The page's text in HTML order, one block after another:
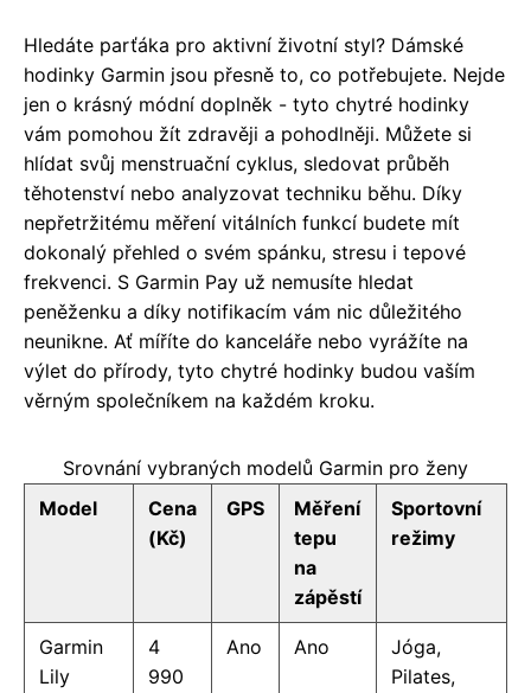
Hledáte parťáka pro aktivní životní styl? Dámské
hodinky Garmin jsou přesně to, co potřebujete. Nejde
jen o krásný módní doplněk - tyto chytré hodinky
vám pomohou žít zdravěji a pohodlněji. Můžete si
hlídat svůj menstruační cyklus, sledovat průběh
těhotenství nebo analyzovat techniku běhu. Díky
nepřetržitému měření vitálních funkcí budete mít
dokonalý přehled o svém spánku, stresu i tepové
frekvenci. S Garmin Pay už nemusíte hledat
peněženku a díky notifikacím vám nic důležitého
neunikne. Ať míříte do kanceláře nebo vyrážíte na
výlet do přírody, tyto chytré hodinky budou vaším
věrným společníkem na každém kroku.
Srovnání vybraných modelů Garmin pro ženy
Model
Cena
(Kč)
GPS
Měření
tepu
na
zápěstí
Sportovní
režimy
Garmin
Lily
4
990
Ano Ano
Jóga,
Pilates,